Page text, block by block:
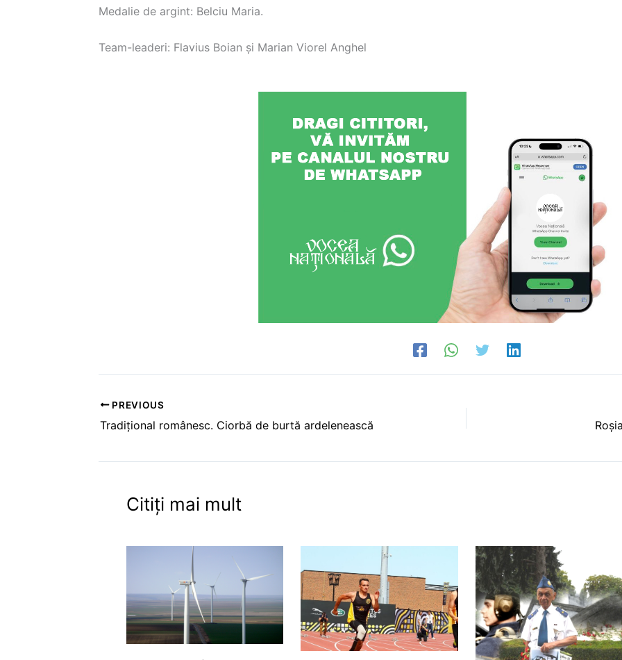
Medalie de argint: Belciu Maria.
Team-leaderi: Flavius Boian și Marian Viorel Anghel
PREVIOUS
Tradiţional românesc. Ciorbă de burtă ardelenească
Citiți mai mult